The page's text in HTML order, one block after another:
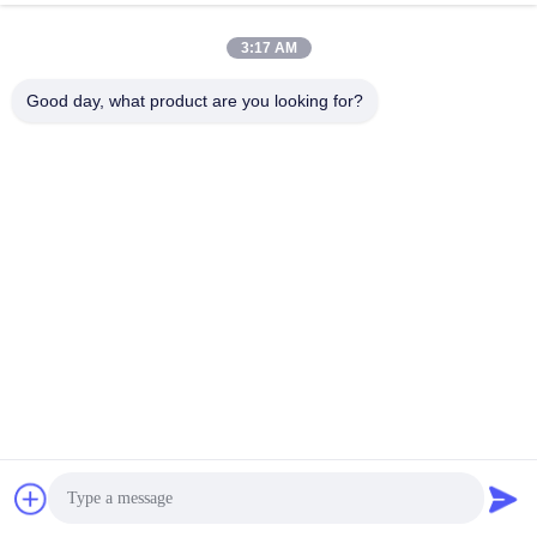
υφάσματος
+86-18912490312
3:17 AM
Good day, what product are you looking for?